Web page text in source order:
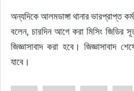
অন্যদিকে আলমডাঙ্গা থানার ভারপ্রাপ্ত
বলেন, চারদিন আগে করা মিসিং জিডির
জিজ্ঞাসাবাদ করা হবে। জিজ্ঞাসাবাদ
যাবে।